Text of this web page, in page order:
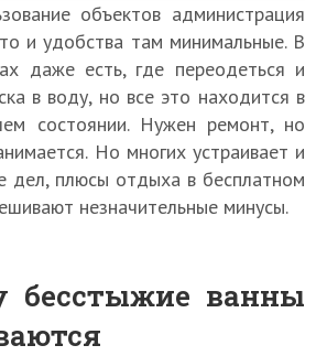
объектов администрация
и удобства там минимальные. В
даже есть, где переодеться и
в воду, но все это находится в
состоянии. Нужен ремонт, но
Но многих устраивает и
дел, плюсы отдыха в бесплатном
незначительные минусы.
бесстыжие ванны